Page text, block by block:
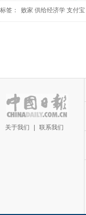
标签： 败家 供给经济学 支付宝
关于我们 联系我们